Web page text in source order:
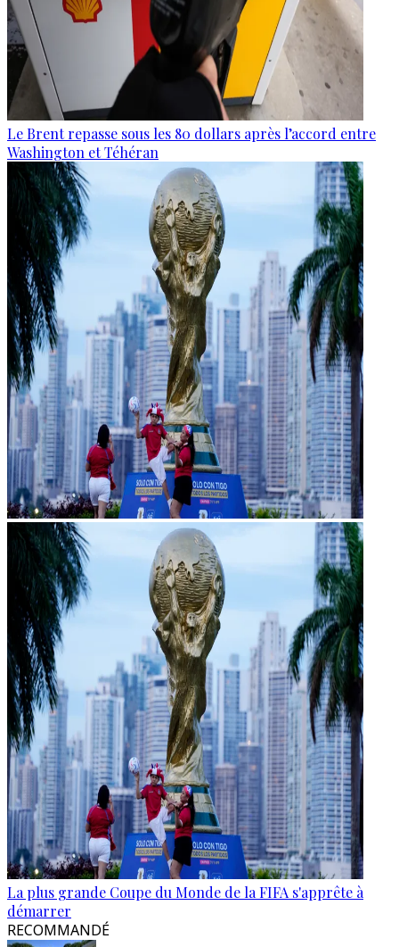
Le Brent repasse sous les 80 dollars après l’accord entre
Washington et Téhéran
La plus grande Coupe du Monde de la FIFA s'apprête à
démarrer
RECOMMANDÉ